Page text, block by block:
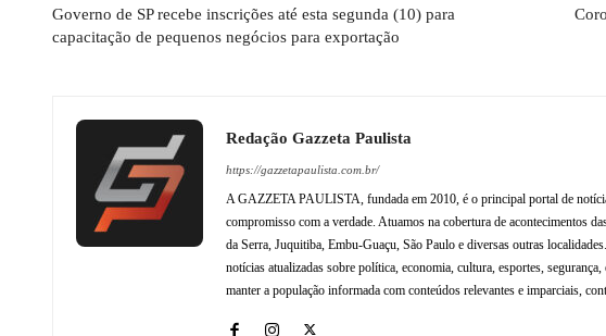
Governo de SP recebe inscrições até esta segunda (10) para
capacitação de pequenos negócios para exportação
Redação Gazzeta Paulista
https://gazzetapaulista.com.br/
A GAZZETA PAULISTA, fundada em 2010, é o principal portal de
compromisso com a verdade. Atuamos na cobertura de acontecimentos
da Serra, Juquitiba, Embu-Guaçu, São Paulo e diversas outras
notícias atualizadas sobre política, economia, cultura, esportes,
manter a população informada com conteúdos relevantes e imparciais,